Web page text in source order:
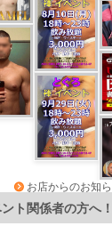
お店からのお知
ト関係者の方へ！